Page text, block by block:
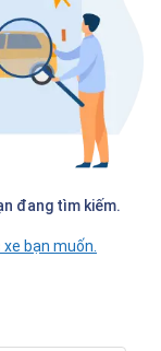
đang tìm kiếm.
bạn muốn.